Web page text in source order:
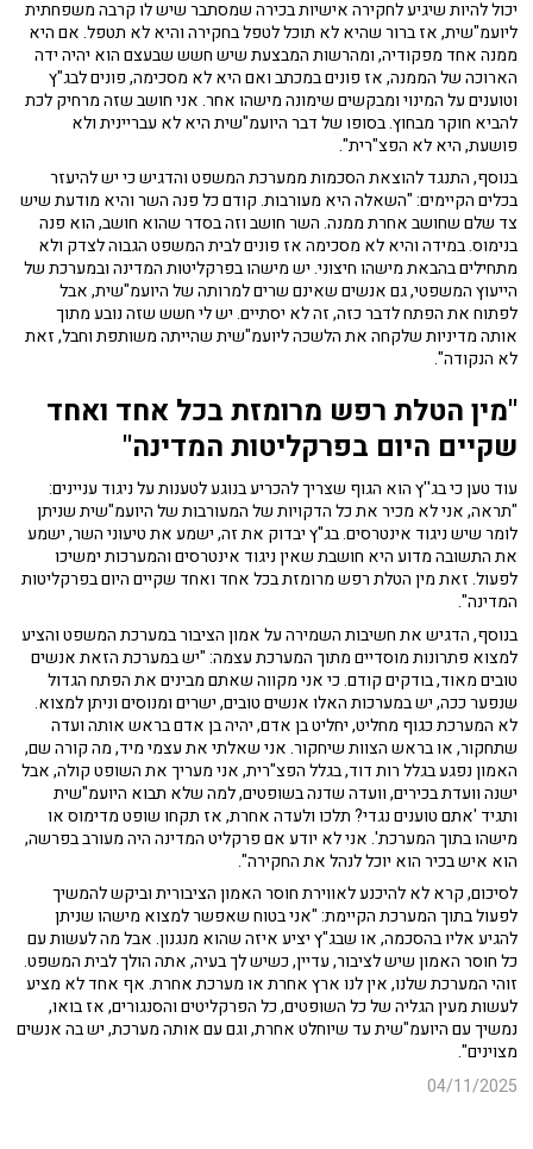
יכול להיות שיגיע לחקירה אישיות בכירה שמסתבר שיש לו קרבה משפחתית
ליועמ"שית, אז ברור שהיא לא תוכל לטפל בחקירה והיא לא תטפל. אם היא
ממנה אחד מפקודיה, ומהרשות המבצעת שיש חשש שבעצם הוא יהיה ידה
הארוכה של הממנה, אז פונים במכתב ואם היא לא מסכימה, פונים לבג"ץ
וטוענים על המינוי ומבקשים שימונה מישהו אחר. אני חושב שזה מרחיק לכת
להביא חוקר מבחוץ. בסופו של דבר היועמ"שית היא לא עבריינית ולא
פושעת, היא לא הפצ"רית".
בנוסף, התנגד להוצאת הסכמות ממערכת המשפט והדגיש כי יש להיעזר
בכלים הקיימים: "השאלה היא מעורבות. קודם כל פנה השר והיא מודעת שיש
צד שלם שחושב אחרת ממנה. השר חושב וזה בסדר שהוא חושב, הוא פנה
בנימוס. במידה והיא לא מסכימה אז פונים לבית המשפט הגבוה לצדק ולא
מתחילים בהבאת מישהו חיצוני. יש מישהו בפרקליטות המדינה ובמערכת של
הייעוץ המשפטי, גם אנשים שאינם שרים למרותה של היועמ"שית, אבל
לפתוח את הפתח לדבר כזה, זה לא יסתיים. יש לי חשש שזה נובע מתוך
אותה מדיניות שלקחה את הלשכה ליועמ"שית שהייתה משותפת וחבל, זאת
לא הנקודה".
"מין הטלת רפש מרומזת בכל אחד ואחד
שקיים היום בפרקליטות המדינה"
עוד טען כי בג''ץ הוא הגוף שצריך להכריע בנוגע לטענות על ניגוד עניינים:
"תראה, אני לא מכיר את כל הדקויות של המעורבות של היועמ"שית שניתן
לומר שיש ניגוד אינטרסים. בג"ץ יבדוק את זה, ישמע את טיעוני השר, ישמע
את התשובה מדוע היא חושבת שאין ניגוד אינטרסים והמערכות ימשיכו
לפעול. זאת מין הטלת רפש מרומזת בכל אחד ואחד שקיים היום בפרקליטות
המדינה".
בנוסף, הדגיש את חשיבות השמירה על אמון הציבור במערכת המשפט והציע
למצוא פתרונות מוסדיים מתוך המערכת עצמה: "יש במערכת הזאת אנשים
טובים מאוד, בודקים קודם. כי אני מקווה שאתם מבינים את הפתח הגדול
שנפער ככה, יש במערכות האלו אנשים טובים, ישרים ומנוסים וניתן למצוא.
לא המערכת כגוף מחליט, יחליט בן אדם, יהיה בן אדם בראש אותה ועדה
שתחקור, או בראש הצוות שיחקור. אני שאלתי את עצמי מיד, מה קורה שם,
האמון נפגע בגלל רות דוד, בגלל הפצ"רית, אני מעריך את השופט קולה, אבל
ישנה וועדת בכירים, וועדה שדנה בשופטים, למה שלא תבוא היועמ"שית
ותגיד 'אתם טוענים נגדי? תלכו ולעדה אחרת, אז תקחו שופט מדימוס או
מישהו בתוך המערכת'. אני לא יודע אם פרקליט המדינה היה מעורב בפרשה,
הוא איש בכיר הוא יוכל לנהל את החקירה".
לסיכום, קרא לא להיכנע לאווירת חוסר האמון הציבורית וביקש להמשיך
לפעול בתוך המערכת הקיימת: "אני בטוח שאפשר למצוא מישהו שניתן
להגיע אליו בהסכמה, או שבג"ץ יציע איזה שהוא מנגנון. אבל מה לעשות עם
כל חוסר האמון שיש לציבור, עדיין, כשיש לך בעיה, אתה הולך לבית המשפט.
זוהי המערכת שלנו, אין לנו ארץ אחרת או מערכת אחרת. אף אחד לא מציע
לעשות מעין הגליה של כל השופטים, כל הפרקליטים והסנגורים, אז בואו,
נמשיך עם היועמ"שית עד שיוחלט אחרת, וגם עם אותה מערכת, יש בה אנשים
מצוינים".
04/11/2025